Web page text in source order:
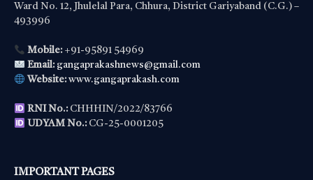
Ward No. 12, Jhulelal Para, Chhura, District Gariyaband (C.G.) –
493996
Mobile:+91-95891 54969
Email: gangaprakashnews@gmail.com
Website: www.gangaprakash.com
RNI No.:CHHHIN/2022/83766
UDYAM No.:CG-25-0001205
IMPORTANT PAGES